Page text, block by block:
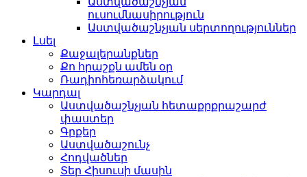
ուսումնասիրություն
Աստվածաշնչյան սերտողություններ
Լսել
Քաջալերանքներ
Քո հրաշքն ամեն օր
Ռադիոհեռարձակում
Կարդալ
Աստվածաշնչյան հետաքրքրաշարժ
փաստեր
Գրքեր
Աստվածաշունչ
Հոդվածներ
Տեր Հիսուսի մասին